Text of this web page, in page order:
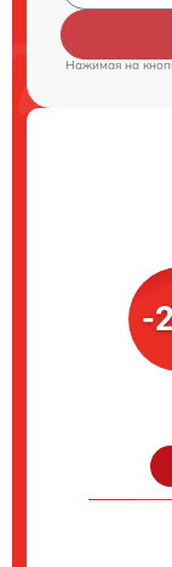
Нажимая на
-